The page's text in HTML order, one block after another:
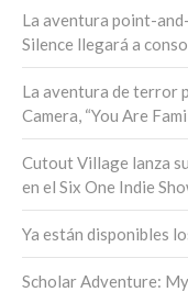
La aventura point-
Silence llegará a
La aventura de terror
Camera, “You Are
Cutout Village lanza
en el Six One Indie
Ya están disponibles
Scholar Adventure: